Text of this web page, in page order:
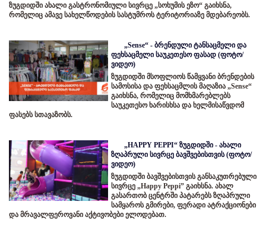
ზუგდიდში ახალი გასტრონომიული სივრცე „სოხუმის ეზო“ გაიხსნა,
რომელიც ამავე სახელწოდების სასტუმროს ტერიტორიაზე მდებარეობს.
„Sense“ - ბრენდული ტანსაცმელი და
ფეხსაცმელი საუკეთესო ფასად (ფოტო/
ვიდეო)
ზუგდიდში მსოფლიოს წამყვანი ბრენდების
სამოსისა და ფეხსაცმლის მაღაზია „Sense“
გაიხსნა, რომელიც მომხმარებლებს
საუკეთესო ხარისხსა და ხელმისაწვდომ
ფასებს სთავაზობს.
„HAPPY PEPPI“ ზუგდიდში - ახალი
ზღაპრული სივრცე ბავშვებისთვის (ფოტო/
ვიდეო)
ზუგდიდში ბავშვებისთვის განსაკუთრებული
სივრცე „Happy Peppi” გაიხსნა. ახალ
გასართობ ცენტრში პატარებს ზღაპრული
სამყაროს გმირები, ფერადი ატრაქციონები
და მრავალფეროვანი აქტივობები ელოდებათ.